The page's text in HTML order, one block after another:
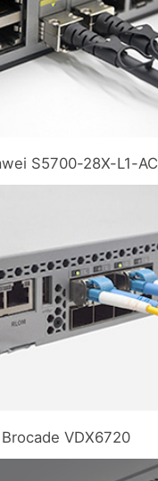
S5700-28X-L1-AC
Brocade VDX6720